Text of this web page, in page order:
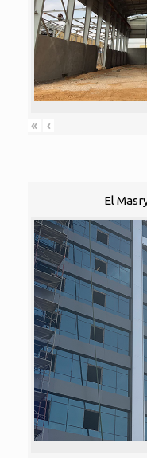
« ‹
El